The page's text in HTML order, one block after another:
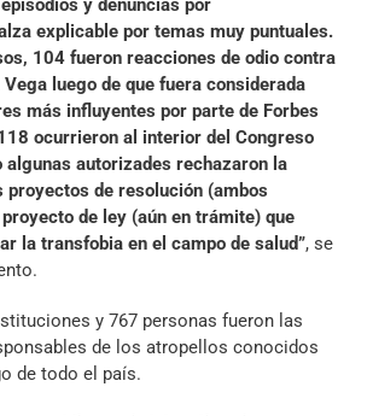
y denuncias por
explicable por temas muy puntuales.
104 fueron reacciones de odio contra
luego de que fuera considerada
más influyentes por parte de Forbes
ocurrieron al interior del Congreso
algunas autorizades rechazaron la
proyectos de resolución (ambos
de ley (aún en trámite) que
la transfobia en el campo de salud”, se
y 767 personas fueron las
de los atropellos conocidos
de todo el país.